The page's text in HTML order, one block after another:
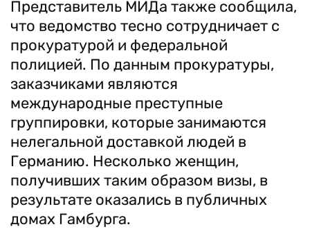
Представитель МИДа также сообщила,
что ведомство тесно сотрудничает с
прокуратурой и федеральной
полицией. По данным прокуратуры,
заказчиками являются
международные преступные
группировки, которые занимаются
нелегальной доставкой людей в
Германию. Несколько женщин,
получивших таким образом визы, в
результате оказались в публичных
домах Гамбурга.